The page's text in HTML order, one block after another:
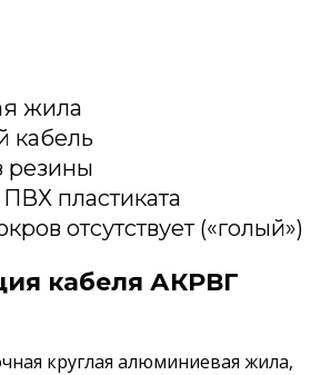
жила
кабель
резины
пластиката
отсутствует («голый»)
кабеля АКРВГ
круглая алюминиевая жила,